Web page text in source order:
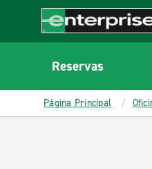
CONTENT
Enterprise
Reservas
Página Principal